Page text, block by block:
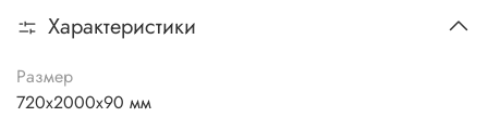
Характеристики
Размер
720х2000х90 мм